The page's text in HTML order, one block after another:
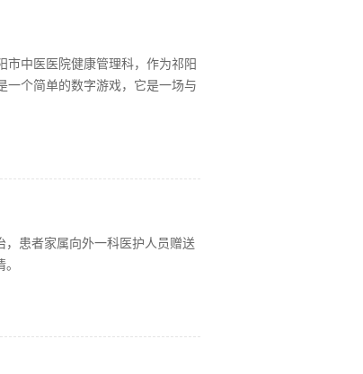
市中医医院健康管理科，作为祁阳
一个简单的数字游戏，它是一场与
，患者家属向外一科医护人员赠送